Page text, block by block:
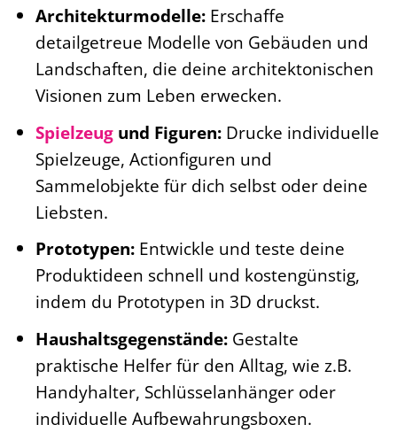
Architekturmodelle:Erschaffe
detailgetreue Modelle von Gebäuden und
Landschaften, die deine architektonischen
Visionen zum Leben erwecken.
Spielzeugund Figuren:Drucke individuelle
Spielzeuge, Actionfiguren und
Sammelobjekte für dich selbst oder deine
Liebsten.
Prototypen:Entwickle und teste deine
Produktideen schnell und kostengünstig,
indem du Prototypen in 3D druckst.
Haushaltsgegenstände:Gestalte
praktische Helfer für den Alltag, wie z.B.
Handyhalter, Schlüsselanhänger oder
individuelle Aufbewahrungsboxen.